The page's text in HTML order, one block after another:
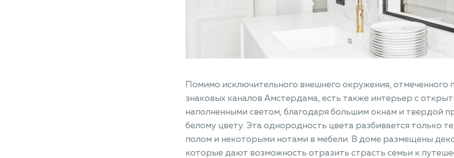
Помимо исключительного внешнего окружения, отмеченного
знаковых каналов Амстердама, есть также интерьер с
наполненными светом, благодаря большим окнам и твердой
белому цвету. Эта однородность цвета разбивается только
полом и некоторыми нотами в мебели. В доме размещены
которые дают возможность отразить страсть семьи к